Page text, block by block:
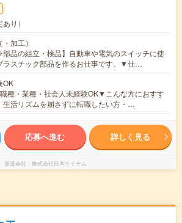
り）
加工）
部品の組立・検品】自動車や電気のスイッチに使
ラスチック部品を作るお仕事です。▼仕…
OK
種・業種・社会人未経験OK▼こんな方におすす
生活リズムを崩さずに転職したい方・…
応募へ進む 詳しく見る
派遣会社 株式会社日本ケイテム